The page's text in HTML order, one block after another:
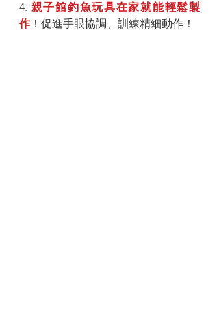
4. 親子館釣魚玩具在家就能輕鬆製
作！促進手眼協調、訓練精細動作！